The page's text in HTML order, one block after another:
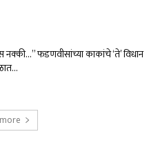
फडणवीसांच्या काकांचे ‘ते’ विधान